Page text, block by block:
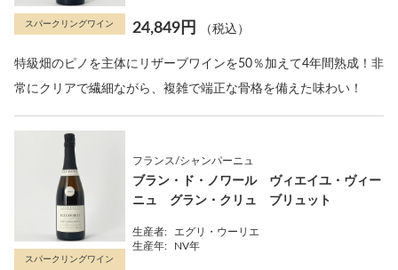
スパークリングワイン 24,849円 （税込）
特級畑のピノを主体にリザーブワインを50％加えて4年間熟成！非
常にクリアで繊細ながら、複雑で端正な骨格を備えた味わい！
スパークリングワイン
フランス/シャンパーニュ
ブラン・ド・ノワール ヴィエイユ・ヴィー
ニュ グラン・クリュ ブリュット
生産者:
エグリ・ウーリエ
生産年:
NV年